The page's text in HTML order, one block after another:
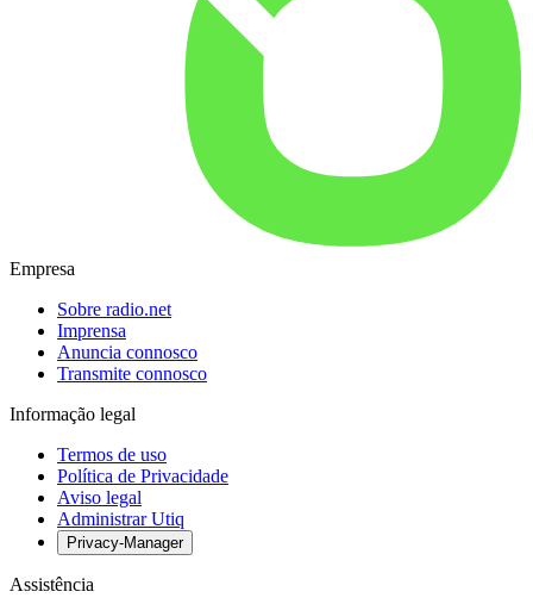
Empresa
Sobre radio.net
Imprensa
Anuncia connosco
Transmite connosco
Informação legal
Termos de uso
Política de Privacidade
Aviso legal
Administrar Utiq
Privacy-Manager
Assistência